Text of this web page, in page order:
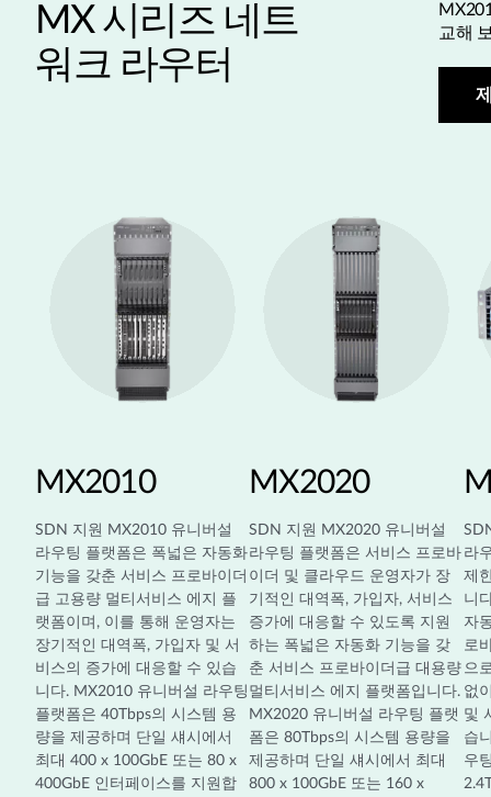
MX 시리즈 네트
워크 라우터
교해
MX2010
SDN 지원 MX2010 유니버설
라우팅 플랫폼은 폭넓은 자동화
기능을 갖춘 서비스 프로바이더
급 고용량 멀티서비스 에지 플
랫폼이며, 이를 통해 운영자는
장기적인 대역폭, 가입자 및 서
비스의 증가에 대응할 수 있습
니다. MX2010 유니버설 라우팅
플랫폼은 40Tbps의 시스템 용
량을 제공하며 단일 섀시에서
최대 400 x 100GbE 또는 80 x
400GbE 인터페이스를 지원합
MX2020
SDN 지원 MX2020 유니버설
라우팅 플랫폼은 서비스 프로바
이더 및 클라우드 운영자가 장
기적인 대역폭, 가입자, 서비스
증가에 대응할 수 있도록 지원
하는 폭넓은 자동화 기능을 갖
춘 서비스 프로바이더급 대용량
멀티서비스 에지 플랫폼입니다.
MX2020 유니버설 라우팅 플랫
폼은 80Tbps의 시스템 용량을
제공하며 단일 섀시에서 최대
800 x 100GbE 또는 160 x
라
제
니
자
로
으
없
및
습
우